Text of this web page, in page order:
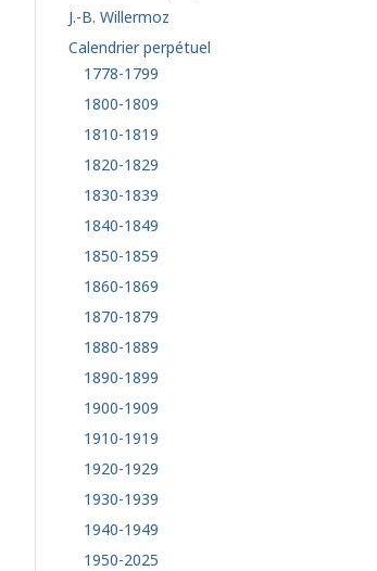
J.-B. Willermoz
Calendrier perpétuel
1778-1799
1800-1809
1810-1819
1820-1829
1830-1839
1840-1849
1850-1859
1860-1869
1870-1879
1880-1889
1890-1899
1900-1909
1910-1919
1920-1929
1930-1939
1940-1949
1950-2025